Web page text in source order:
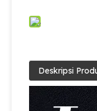
Deskripsi